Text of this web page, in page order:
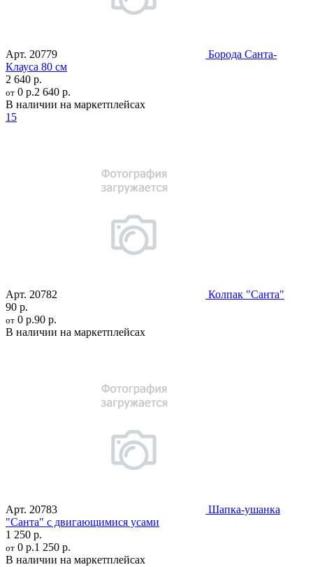
Арт. 20779
Борода Санта-
Клауса 80 см
2 640 р.
от 0 р.2 640 р.
В наличии на маркетплейсах
15
Арт. 20782
Колпак "Санта"
90 р.
от 0 р.90 р.
В наличии на маркетплейсах
Арт. 20783
Шапка-ушанка
"Санта" с двигающимися усами
1 250 р.
от 0 р.1 250 р.
В наличии на маркетплейсах